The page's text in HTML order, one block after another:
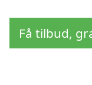
Få tilbud,